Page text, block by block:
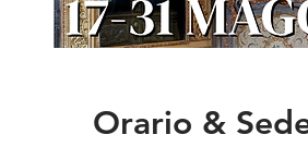
Orario &